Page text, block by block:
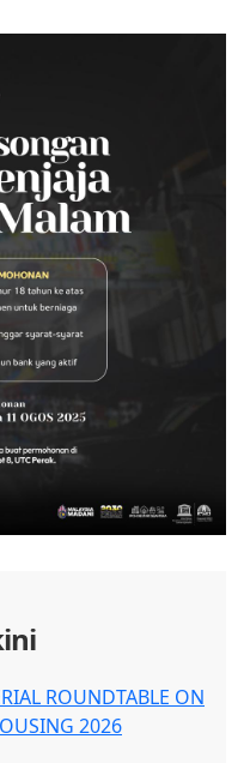
ROUNDTABLE ON
2026